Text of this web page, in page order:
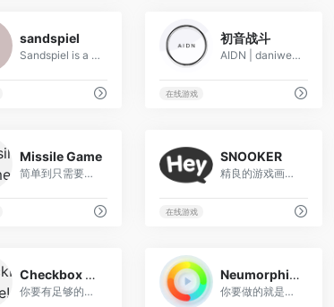
sandspiel
Sandspiel is a falling sand game that provides a relaxing and creative place to play with elements like sand, water, plant, and fire. Enjoy on your phone, tablet or computer, and share your creations with your friends!
初音战斗
AIDN | daniwell official website
在线游戏
Missile Game
简单到只需要移动鼠标即可！网站可以在线游玩黑白线条风格的躲避小游戏，随着关卡难度的升级，你的脑、眼、手协作也将受到考验！
SNOOKER
精良的游戏画面，真实的物理效果，大爱啊！网站可以在线与AI打一局斯诺克，看到这样轻松优雅的环境，就算你不会打台球也会不自觉捅咕两把。。。
在线游戏
Checkbox Race!
你要有足够的耐心才能跑到终点。。。
Neumorphic knot
你要做的就是将打乱的彩色结拼图复原，慢节奏的游戏过程，实乃摸鱼必备！